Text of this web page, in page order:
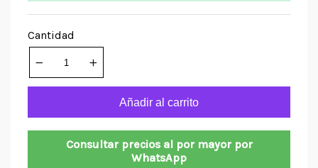
Cantidad
Añadir al carrito
Consultar precios al por mayor por
WhatsApp